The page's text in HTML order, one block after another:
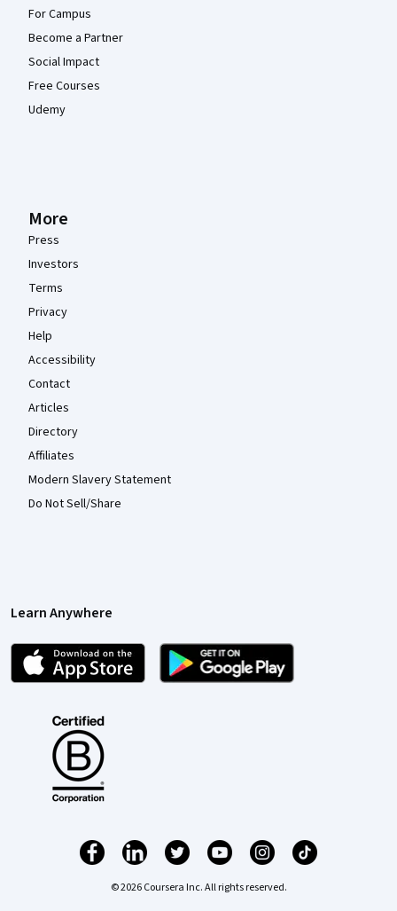
For Campus
Become a Partner
Social Impact
Free Courses
Udemy
More
Press
Investors
Terms
Privacy
Help
Accessibility
Contact
Articles
Directory
Affiliates
Modern Slavery Statement
Do Not Sell/Share
Learn Anywhere
© 2026 Coursera Inc. All rights reserved.